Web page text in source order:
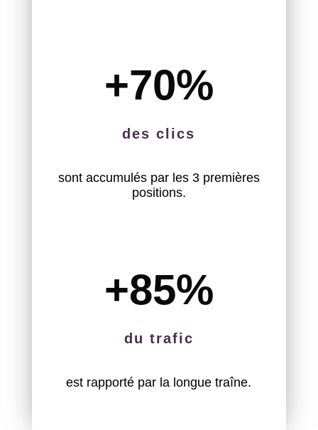
+70%
des clics
sont accumulés par les 3 premières
positions.
+85%
du trafic
est rapporté par la longue traîne.